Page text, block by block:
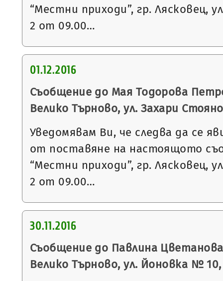
“Местни приходи”, гр. Лясковец,
2 от 09.00…
01.12.2016
Съобщение до Мая Тодорова
Велико Търново, ул. Захари
Уведомявам Ви, че следва да се
от поставяне на настоящото
“Местни приходи”, гр. Лясковец,
2 от 09.00…
30.11.2016
Съобщение до Павлина Цветанова
Велико Търново, ул. Йоновка №